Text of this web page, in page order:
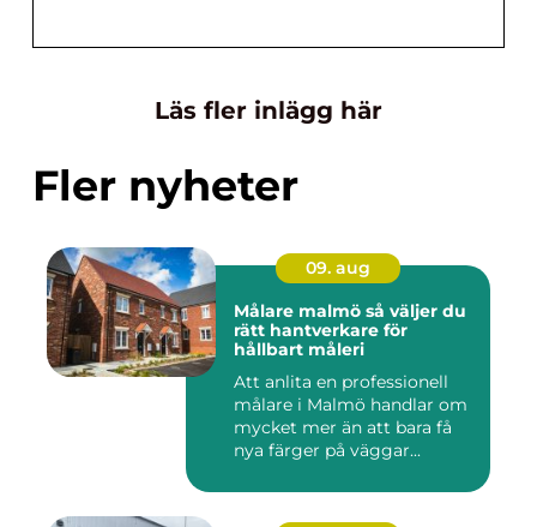
Läs fler inlägg här
Fler nyheter
09. aug
Målare malmö så väljer du
rätt hantverkare för
hållbart måleri
Att anlita en professionell
målare i Malmö handlar om
mycket mer än att bara få
nya färger på väggar...